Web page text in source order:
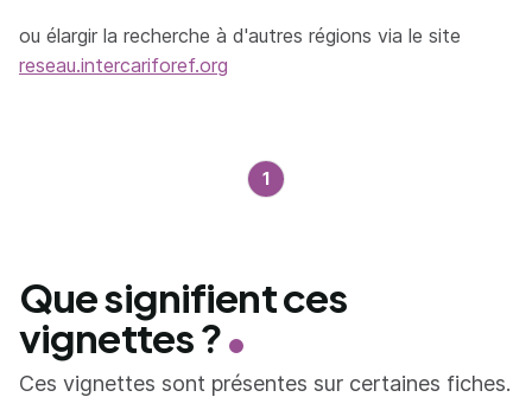
ou élargir la recherche à d'autres régions via le site
reseau.intercariforef.org
1
Que signifient ces
vignettes ?
Ces vignettes sont présentes sur certaines fiches.